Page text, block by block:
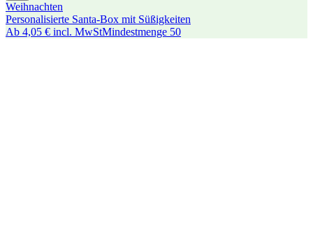
Weihnachten
Personalisierte Santa-Box mit Süßigkeiten
Ab 4,05 € incl. MwStMindestmenge 50